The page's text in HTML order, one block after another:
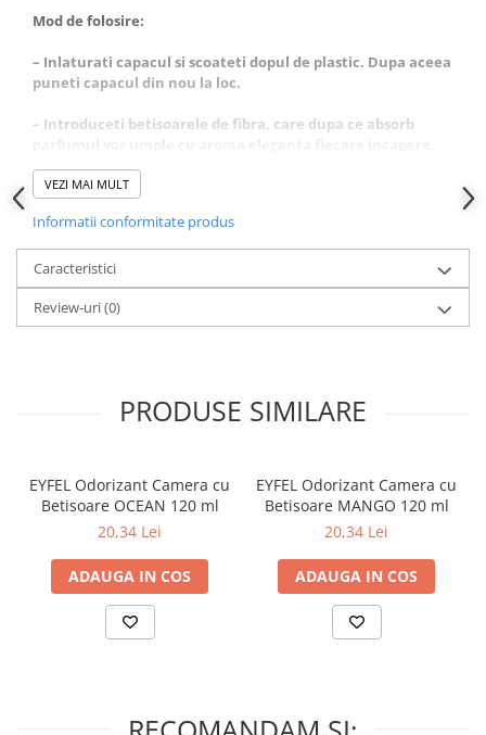
Mod de folosire:
– Inlaturati capacul si scoateti dopul de plastic. Dupa aceea
puneti capacul din nou la loc.
– Introduceti betisoarele de fibra, care dupa ce absorb
– Amplasati flaconul pe o suprafata orizontala care nu este
– Întoarceti betele de 2-3 ori pe saptamana pentru o aroma
mai proaspata!
– La amplasare va rugam sa fiti atenti ca betisoarele sau
parfumul sa nu intre in contact cu suprafete lacuite din
VEZI MAI MULT
Informatii conformitate produs
Caracteristici
Review-uri(0)
PRODUSE SIMILARE
EYFEL Odorizant Camera cu
Betisoare OCEAN 120 ml
20,34 Lei
ADAUGA IN COS
EYFEL Odorizant Camera cu
Betisoare MANGO 120 ml
20,34 Lei
ADAUGA IN COS